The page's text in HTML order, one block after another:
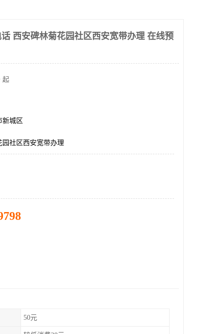
西安碑林菊花园社区西安宽带办理 在线预
起
新城区
园社区西安宽带办理
50元